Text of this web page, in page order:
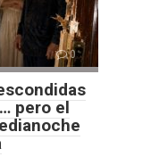
0
pero el